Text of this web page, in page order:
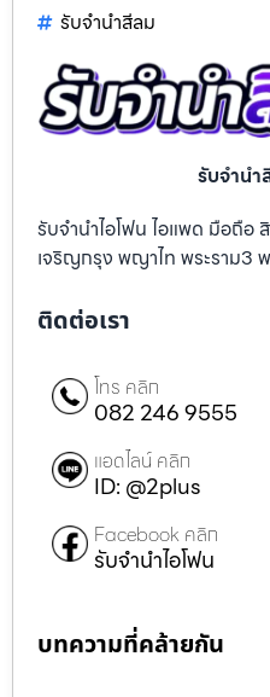
รับจํานําสีลม
รับจํานํ
รับจำนำไอโฟน ไอแพด มือถือ
เจริญกรุง พญาไท พระราม3
ติดต่อเรา
โทร คลิก
082 246 9555
แอดไลน์ คลิก
ID: @2plus
Facebook คลิก
รับจำนำไอโฟน
บทความที่คล้ายกัน